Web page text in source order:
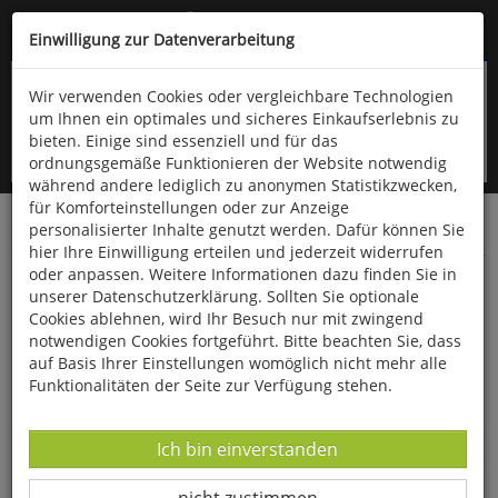
Kompletten Head der Seite überspringen
oder (06766) 9323-960
Startseite Bücher Literatur Diverses
Das Gilgamesch-Epos
Einwilligung zur Datenverarbeitung
Wir verwenden Cookies oder vergleichbare Technologien
um Ihnen ein optimales und sicheres Einkaufserlebnis zu
bieten. Einige sind essenziell und für das
ordnungsgemäße Funktionieren der Website notwendig
während andere lediglich zu anonymen Statistikzwecken,
für Komforteinstellungen oder zur Anzeige
personalisierter Inhalte genutzt werden. Dafür können Sie
hier Ihre Einwilligung erteilen und jederzeit widerrufen
oder anpassen. Weitere Informationen dazu finden Sie in
unserer Datenschutzerklärung. Sollten Sie optionale
Cookies ablehnen, wird Ihr Besuch nur mit zwingend
notwendigen Cookies fortgeführt. Bitte beachten Sie, dass
auf Basis Ihrer Einstellungen womöglich nicht mehr alle
Funktionalitäten der Seite zur Verfügung stehen.
Datenverarbeitung -
Ich bin einverstanden